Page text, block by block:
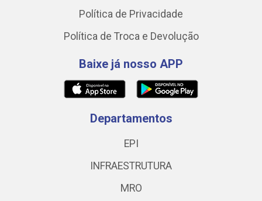
Política de Privacidade
Política de Troca e Devolução
Baixe já nosso APP
Departamentos
EPI
INFRAESTRUTURA
MRO